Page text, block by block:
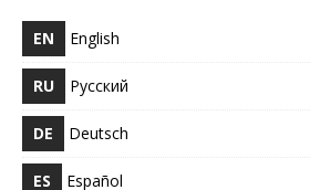
EN English
RU Русский
DE Deutsch
ES Español